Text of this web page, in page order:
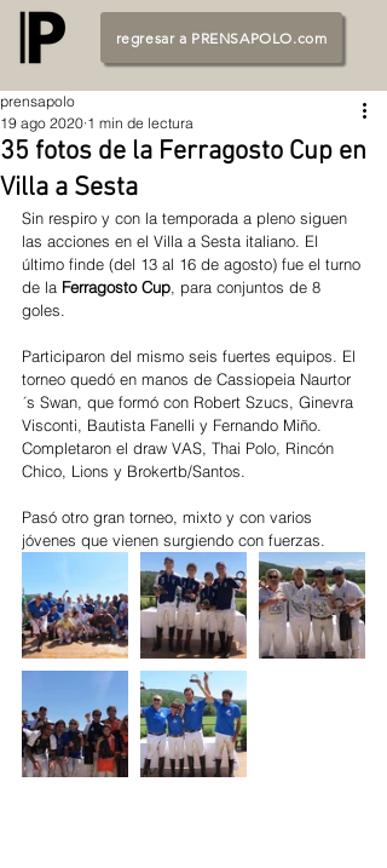
regresar a PRENSAPOLO.com
35 fotos de la Ferragosto Cup en
Villa a Sesta
prensapolo
19 ago 2020 1 min de lectura
Sin respiro y con la temporada a pleno siguen
las acciones en el Villa a Sesta italiano. El
último finde (del 13 al 16 de agosto) fue el turno
de la Ferragosto Cup, para conjuntos de 8
goles.
Participaron del mismo seis fuertes equipos. El
torneo quedó en manos de Cassiopeia Naurtor
´s Swan, que formó con Robert Szucs, Ginevra
Visconti, Bautista Fanelli y Fernando Miño.
Completaron el draw VAS, Thai Polo, Rincón
Chico, Lions y Brokertb/Santos.
Pasó otro gran torneo, mixto y con varios
jóvenes que vienen surgiendo con fuerzas.